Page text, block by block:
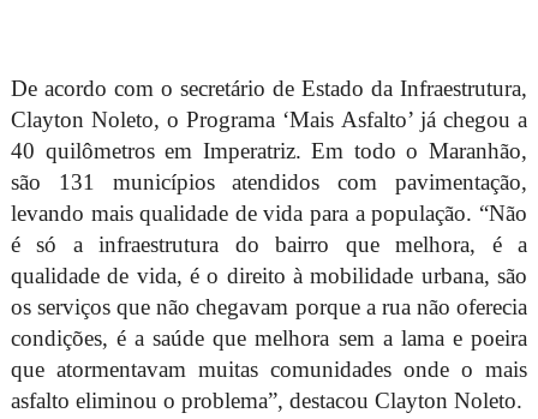
De acordo com o secretário de Estado da Infraestrutura,
Clayton Noleto, o Programa ‘Mais Asfalto’ já chegou a
40 quilômetros em Imperatriz. Em todo o Maranhão,
são 131 municípios atendidos com pavimentação,
levando mais qualidade de vida para a população. “Não
é só a infraestrutura do bairro que melhora, é a
qualidade de vida, é o direito à mobilidade urbana, são
os serviços que não chegavam porque a rua não oferecia
condições, é a saúde que melhora sem a lama e poeira
que atormentavam muitas comunidades onde o mais
asfalto eliminou o problema”, destacou Clayton Noleto.